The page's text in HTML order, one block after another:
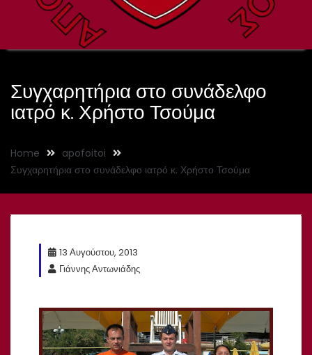
Συγχαρητήρια στο συνάδελφο
ιατρό κ. Χρήστο Τσούμα
Home
apofoitoi
Συγχαρητήρια στο συνάδελφο ιατρό κ. Χρήστο Τσούμα
13 Αυγούστου, 2013
Γιάννης Αντωνιάδης